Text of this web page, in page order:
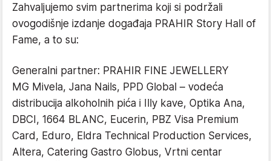
Zahvaljujemo svim partnerima koji si podržali
ovogodišnje izdanje događaja PRAHIR Story Hall of
Fame, a to su:
Generalni partner: PRAHIR FINE JEWELLERY
MG Mivela, Jana Nails, PPD Global – vodeća
distribucija alkoholnih pića i Illy kave, Optika Ana,
DBCI, 1664 BLANC, Eucerin, PBZ Visa Premium
Card, Eduro, Eldra Technical Production Services,
Altera, Catering Gastro Globus, Vrtni centar